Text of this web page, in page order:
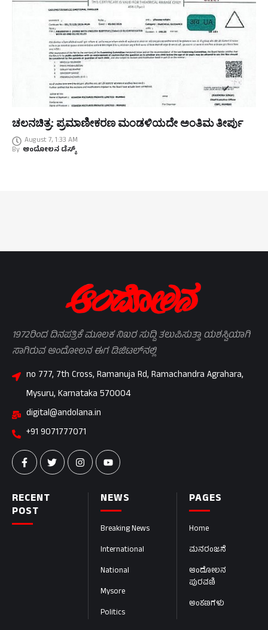
ಚಲನಚಿತ್ರ: ಪ್ರಮಾಣೀಕರಣ ಮಂಡಳಿಯದೇ ಅಂತಿಮ ತೀರ್ಪು
August 7, 1:33 AM
By ಆಂದೋಲನ ಡೆಸ್ಕ್
PAGES
Home
ಮನರಂಜನೆ
ಆಂದೋಲನ
ಪುರವಣಿ
ಅಂಕಣಗಳು
NEWS
Breaking News
International
National
Mysore
Politics
RECENT
POST
1972ರಿಂದ ದಿನಪತ್ರಿಕೆ ಮೂಲಕ ನಿಖರ ಸುದ್ದಿ ತಲುಪಿಸುತ್ತಾ ಯಶಸ್ವಿಯಾಗಿ
ಸಾಗಿರುವ ಆಂದೋಲನ ಈಗ ಡಿಜಿಟಲ್‌ನಲ್ಲಿ
no 777, 7th Cross, Ramanuja Rd, Ramachandra Agrahara,
Mysuru, Karnataka 570004
digital@andolana.in
+91 9071777071